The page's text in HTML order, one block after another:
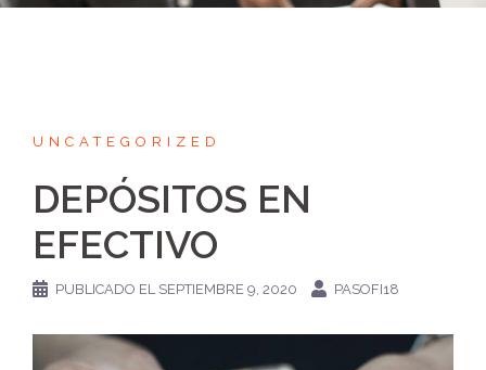
UNCATEGORIZED
DEPÓSITOS EN
EFECTIVO
PUBLICADO EL SEPTIEMBRE 9, 2020 PASOFI18